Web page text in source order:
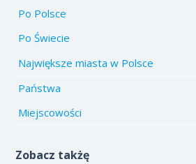
Po Polsce
Po Świecie
Największe miasta w Polsce
Państwa
Miejscowości
Zobacz takżę